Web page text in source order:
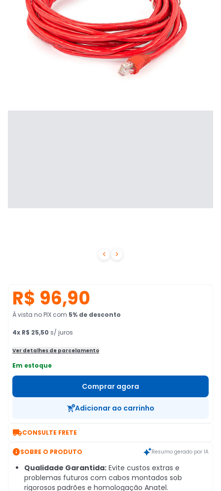
 
R$ 96,90
À vista no PIX com 5% de desconto
4x R$ 25,50 s/ juros
Ver detalhes de parcelamento
Em estoque
Comprar agora
Adicionar ao carrinho
CONSULTE FRETE
SOBRE O PRODUTO Resumo gerado por IA
Qualidade Garantida: Evite custos extras e
problemas futuros com cabos montados sob
rigorosos padrões e homologação Anatel.